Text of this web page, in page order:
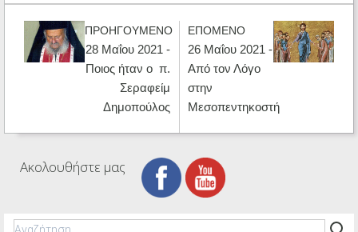
ΠΡΟΗΓΟΥΜΕΝΟ
28 Μαΐου 2021 -
Ποιος ήταν ο π.
Σεραφείμ
Δημοπούλος
ΕΠΟΜΕΝΟ
26 Μαΐου 2021 -
Από τον Λόγο
στην
Μεσοπεντηκοστή
Ακολουθήστε μας